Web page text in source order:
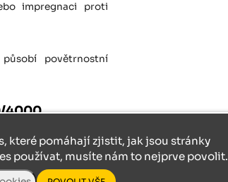
impregnaci proti
povětrnostní
4000
které pomáhají zjistit, jak jsou stránky
používat, musíte nám to nejprve povolit.